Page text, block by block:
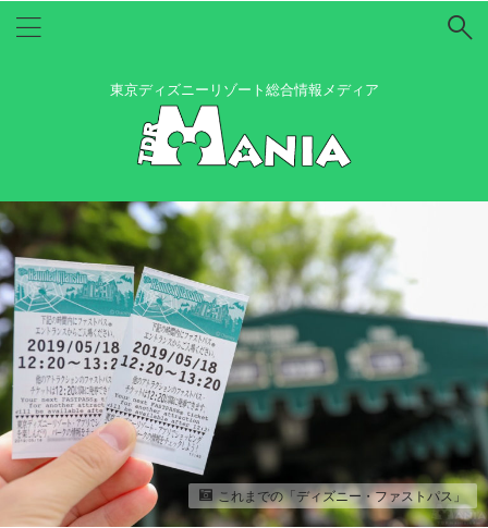
東京ディズニーリゾート総合情報メディア
これまでの「ディズニー・ファストパス」